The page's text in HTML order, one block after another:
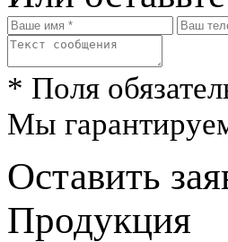
* Поля
Мы
Оставить
Продукция